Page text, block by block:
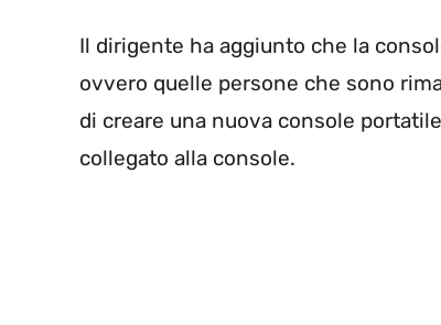
Il dirigente ha aggiunto che la
ovvero quelle persone che sono
di creare una nuova console
collegato alla console.